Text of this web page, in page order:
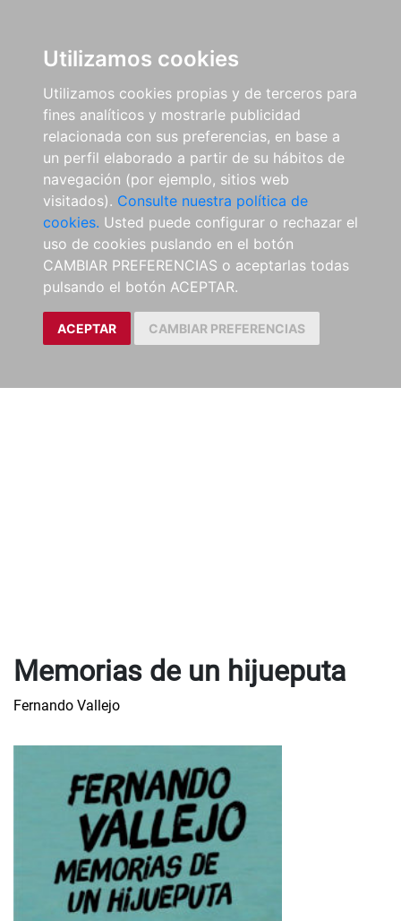
Utilizamos cookies
Utilizamos cookies propias y de terceros para
fines analíticos y mostrarle publicidad
relacionada con sus preferencias, en base a
un perfil elaborado a partir de su hábitos de
navegación (por ejemplo, sitios web
visitados). Consulte nuestra política de
cookies. Usted puede configurar o rechazar el
uso de cookies puslando en el botón
CAMBIAR PREFERENCIAS o aceptarlas todas
pulsando el botón ACEPTAR.
ACEPTAR CAMBIAR PREFERENCIAS
Memorias de un hijueputa
Fernando Vallejo